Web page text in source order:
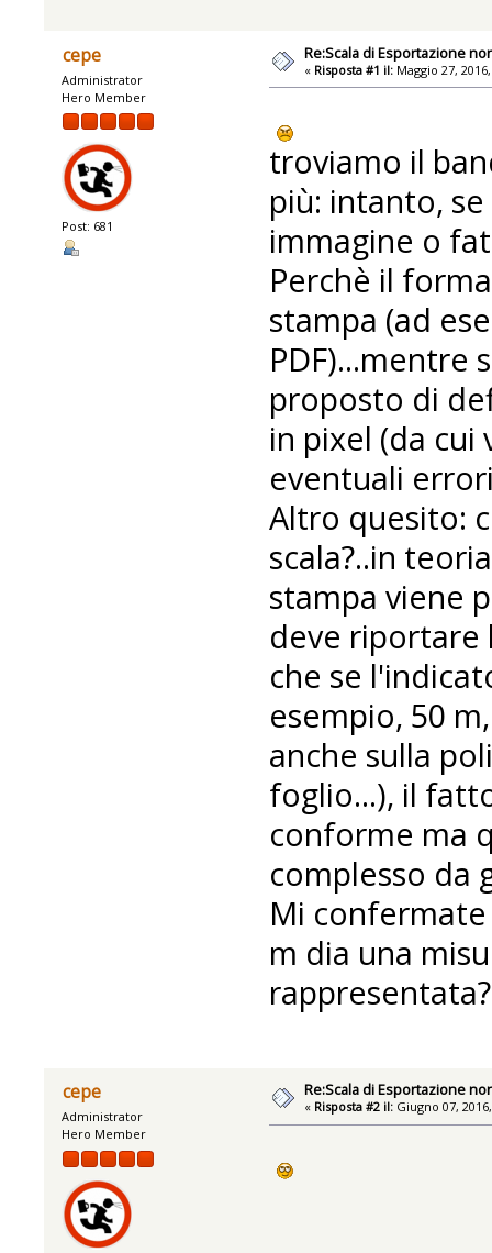
cepe
Administrator
Hero Member
Post: 681
Re:Scala di Esportazione
« Risposta #1 il: Maggio 27,
troviamo il
più: intanto,
immagine o
Perchè il
stampa (ad
PDF)...mentre
proposto di
in pixel (da
eventuali
Altro quesito:
scala?..in
stampa viene
deve riportare
che se
esempio, 50
anche sulla
foglio...), il
conforme ma
complesso da
Mi confermate
m dia una
rappresentata?
cepe
Administrator
Hero Member
Re:Scala di Esportazione
« Risposta #2 il: Giugno 07,